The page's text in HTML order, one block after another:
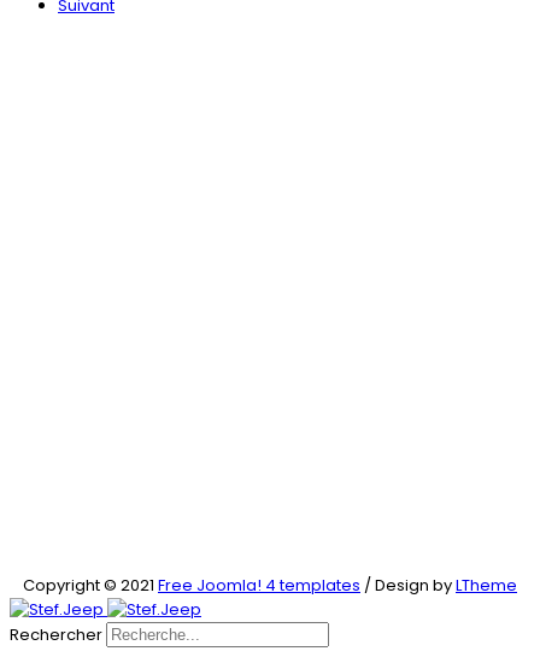
Suivant
Copyright © 2021 Free Joomla! 4 templates / Design byLTheme
Rechercher